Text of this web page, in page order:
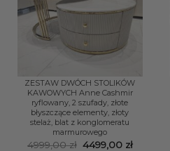
ZESTAW DWÓCH STOLIKÓW
KAWOWYCH Anne Cashmir
ryflowany, 2 szufady, złote
błyszczące elementy, złoty
stelaż, blat z konglomeratu
marmurowego
4999,00zł Pierwotna
4499,00 złAktualna